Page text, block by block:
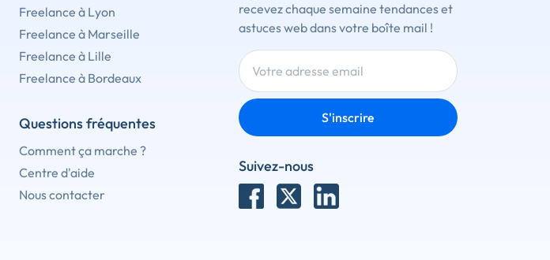
Freelance à Lyon
Freelance à Marseille
Freelance à Lille
Freelance à Bordeaux
Questions fréquentes
Comment ça marche ?
Centre d'aide
Nous contacter
recevez chaque semaine tendances et
astuces web dans votre boîte mail !
S'inscrire
Suivez-nous